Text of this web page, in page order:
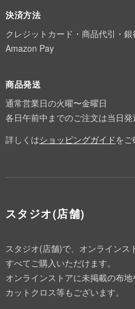
決済方法
クレジットカード・商品代引・銀
Amazon Pay
商品発送
通常営業日の火曜〜金曜日
各日午前中までのご注文は当日発
詳しくはショッピングガイドをご
スタジオ(店舗)
スタジオ(店舗)で、オンラインス
すべてご購入いただけます。
オンラインストアに未掲載の布地
カットクロス等もございます。